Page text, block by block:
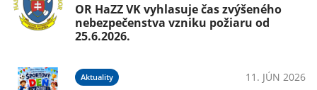
OR HaZZ VK vyhlasuje čas zvýšeného
nebezpečenstva vzniku požiaru od
25.6.2026.
Aktuality 11. JÚN 2026